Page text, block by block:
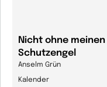
Nicht ohne meinen
Schutzengel
Anselm Grün
Kalender